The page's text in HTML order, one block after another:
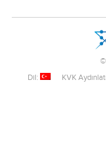
©
Dil:
KVK